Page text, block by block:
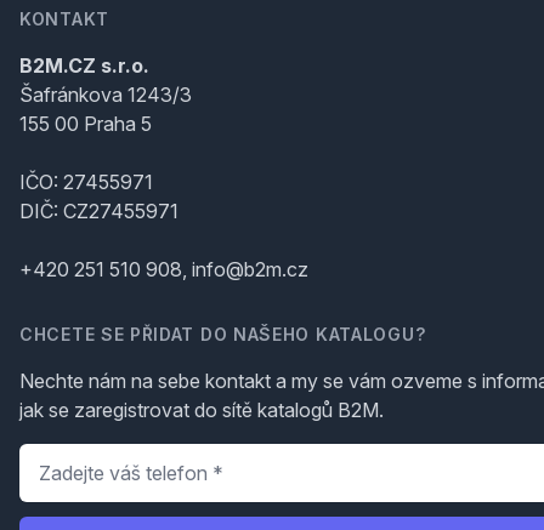
KONTAKT
B2M.CZ s.r.o.
Šafránkova 1243/3
155 00 Praha 5
IČO: 27455971
DIČ: CZ27455971
+420 251 510 908, info@b2m.cz
CHCETE SE PŘIDAT DO NAŠEHO KATALOGU?
Nechte nám na sebe kontakt a my se vám ozveme s
jak se zaregistrovat do sítě katalogů B2M.
Telefon